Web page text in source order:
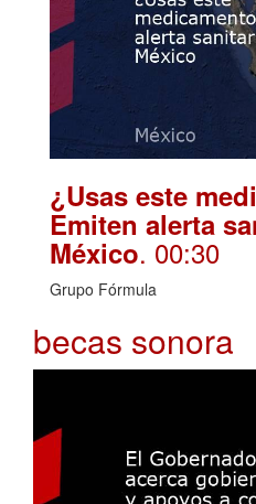
¿Usas este
Emiten alerta
México. 00:30
Grupo Fórmula
becas sonora